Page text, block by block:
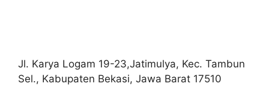
Jl. Karya Logam 19-23,Jatimulya, Kec. Tambun
Sel., Kabupaten Bekasi, Jawa Barat 17510